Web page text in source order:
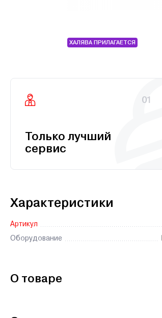
ХАЛЯВА ПРИЛАГАЕТСЯ
01
Только лучший
сервис
Характеристики
Артикул
Оборудование
О товаре